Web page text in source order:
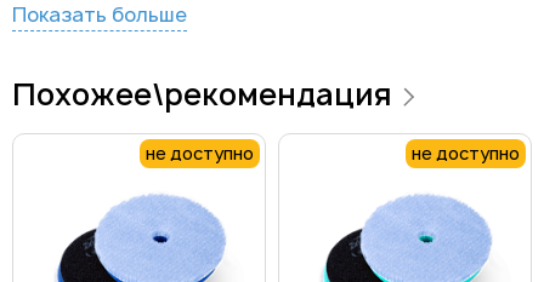
Показать больше
Похожее\рекомендация
не доступно не доступно